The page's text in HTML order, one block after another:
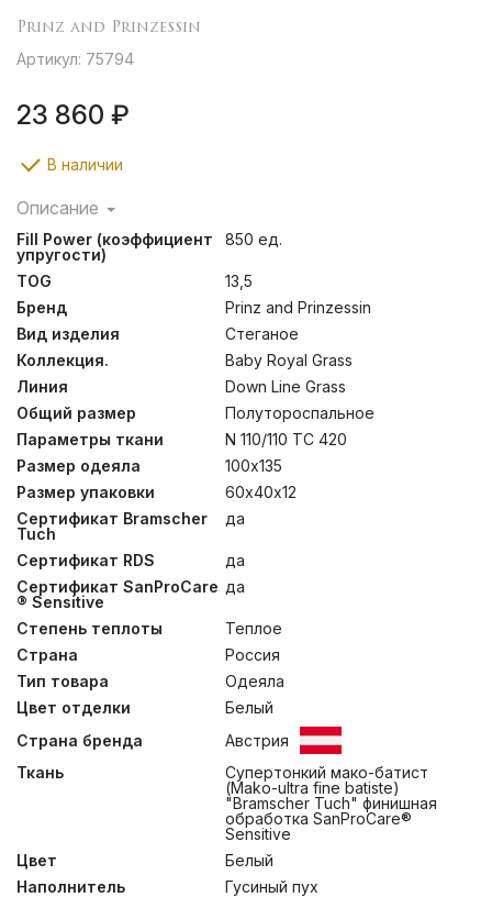
Prinz and Prinzessin
Артикул: 75794
23 860 ₽
В наличии
Описание
BABY ROYAL GRASS – коллекция для маленьких
«Принцев» и «Принцесс». Комбинация пухового
наполнителя категории «Экстра»,
сертифицированного по европейской системе
“Стандарт ответственного производства пуха” (RDS),
и чехла из нежнейшего 100% хлопка Sanders,
маркированного «Bramscher Tuch», позволила
создать поистине изысканные постельные
принадлежности для самых маленьких «королевских
особ». Метод изготовления одеял и увеличенное
количество пуха в этой коллекции делает их
воздушными и очень теплыми. Подушки созданы по
специальной технологии, обеспечивающей
правильное положение головы ребенка в кроватке.
Рекомендована стирка при температуре до 30°С.
Fill Power (коэффициент
упругости)
850 ед.
TOG
13,5
Бренд
Prinz and Prinzessin
Вид изделия
Стеганое
Коллекция.
Baby Royal Grass
Линия
Down Line Grass
Общий размер
Полутороспальное
Параметры ткани
N 110/110 TC 420
Размер одеяла
100х135
Размер упаковки
60х40х12
Сертификат Bramscher
Tuch
да
Сертификат RDS
да
Сертификат SanProCare
® Sensitive
да
Степень теплоты
Теплое
Страна
Россия
Тип товара
Одеяла
Цвет отделки
Белый
Страна бренда
Австрия
Ткань
Супертонкий мако-батист
(Mako-ultra fine batiste)
"Bramscher Tuch" финишная
обработка SanProCare®
Sensitive
Цвет
Белый
Наполнитель
Гусиный пух